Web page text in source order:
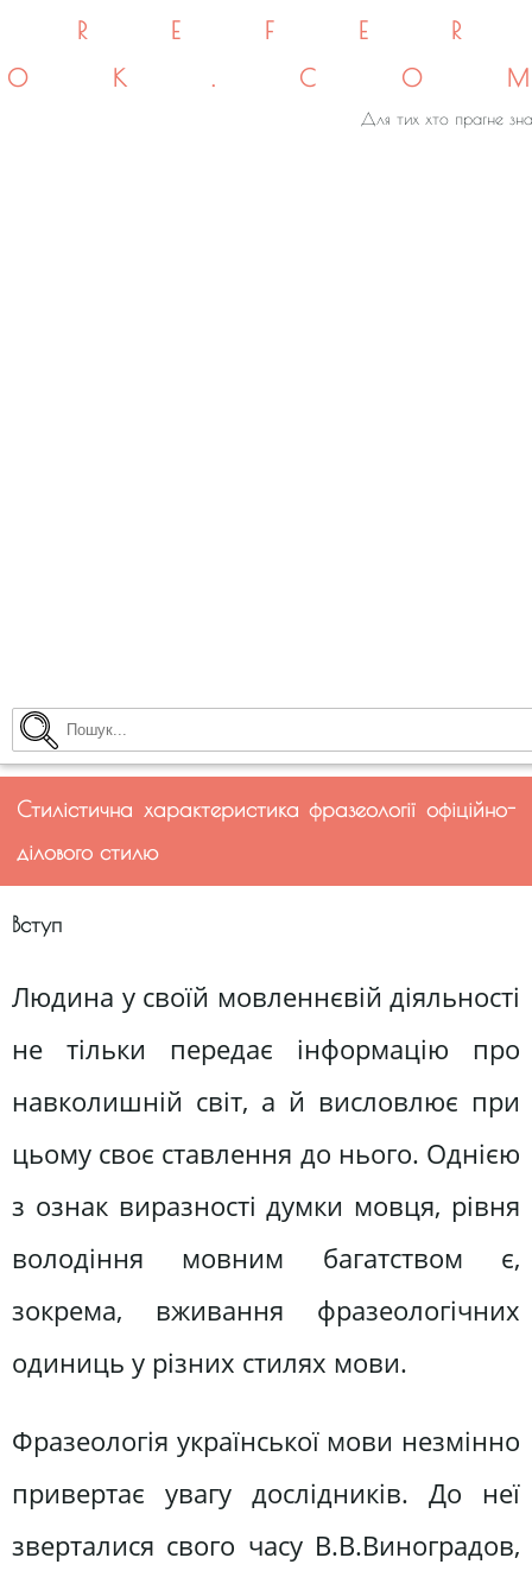
Для тих хто прагне
Стилістична характеристика фразеології офіційно-
ділового стилю
Вступ
Людина у своїй мовленнєвій діяльності
не тільки передає інформацію про
навколишній світ, а й висловлює при
цьому своє ставлення до нього. Однією
з ознак виразності думки мовця, рівня
володіння мовним багатством є,
зокрема, вживання фразеологічних
одиниць у різних стилях мови.
Фразеологія української мови незмінно
привертає увагу дослідників. До неї
зверталися свого часу В.В.Виноградов,